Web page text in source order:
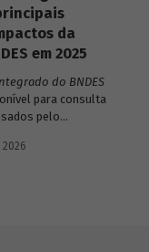
da
em 2025
do BNDES
para consulta
pelo
O documento
2026